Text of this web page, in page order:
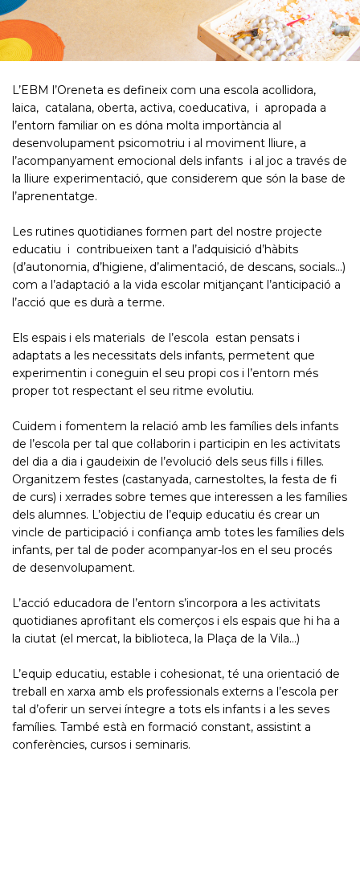
L’EBM l’Oreneta es defineix com una escola acollidora,
laica, catalana, oberta, activa, coeducativa, i apropada a
l’entorn familiar on es dóna molta importància al
desenvolupament psicomotriu i al moviment lliure, a
l’acompanyament emocional dels infants i al joc a través de
la lliure experimentació, que considerem que són la base de
l’aprenentatge.
Les rutines quotidianes formen part del nostre projecte
educatiu i contribueixen tant a l’adquisició d’hàbits
(d’autonomia, d’higiene, d’alimentació, de descans, socials...)
com a l’adaptació a la vida escolar mitjançant l’anticipació a
l’acció que es durà a terme.
Els espais i els materials de l’escola estan pensats i
adaptats a les necessitats dels infants, permetent que
experimentin i coneguin el seu propi cos i l’entorn més
proper tot respectant el seu ritme evolutiu.
Cuidem i fomentem la relació amb les famílies dels infants
de l’escola per tal que col·laborin i participin en les activitats
del dia a dia i gaudeixin de l’evolució dels seus fills i filles.
Organitzem festes (castanyada, carnestoltes, la festa de fi
de curs) i xerrades sobre temes que interessen a les famílies
dels alumnes. L’objectiu de l’equip educatiu és crear un
vincle de participació i confiança amb totes les famílies dels
infants, per tal de poder acompanyar-los en el seu procés
de desenvolupament.
L’acció educadora de l’entorn s’incorpora a les activitats
quotidianes aprofitant els comerços i els espais que hi ha a
la ciutat (el mercat, la biblioteca, la Plaça de la Vila…)
L’equip educatiu, estable i cohesionat, té una orientació de
treball en xarxa amb els professionals externs a l’escola per
tal d’oferir un servei íntegre a tots els infants i a les seves
famílies. També està en formació constant, assistint a
conferències, cursos i seminaris.